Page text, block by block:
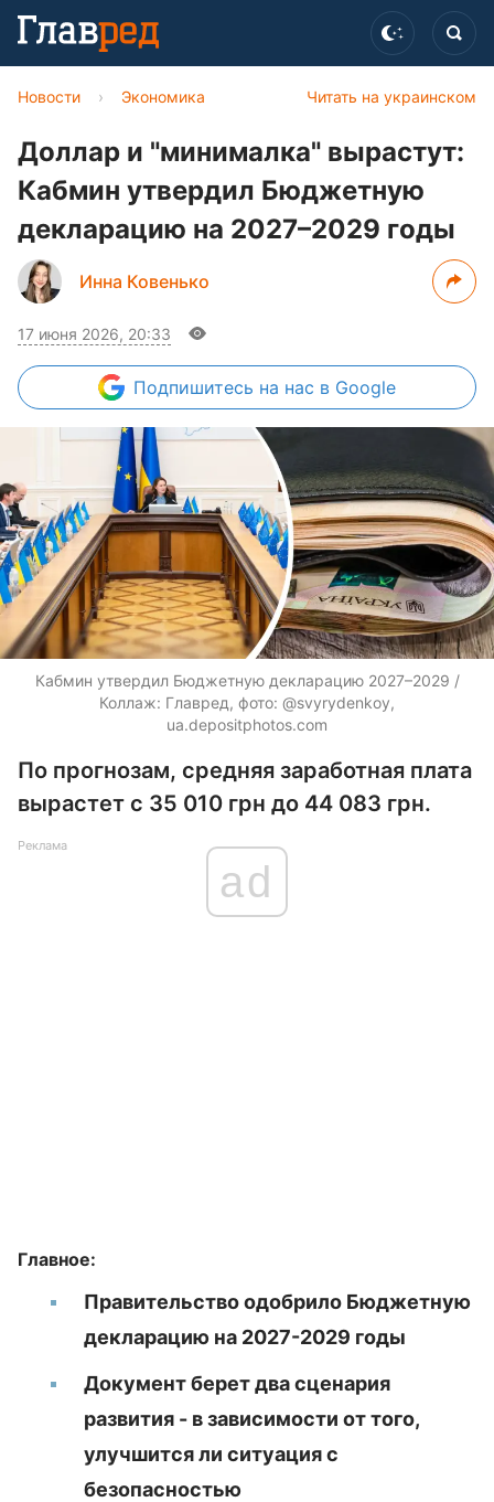
Читать на украинском
Новости › Экономика
Доллар и "минималка" вырастут:
Кабмин утвердил Бюджетную
декларацию на 2027–2029 годы
Инна Ковенько
17 июня 2026, 20:33
Подпишитесь на нас в Google
Кабмин утвердил Бюджетную декларацию 2027–2029 /
Коллаж: Главред, фото: @svyrydenkoy,
ua.depositphotos.com
По прогнозам, средняя заработная плата
вырастет с 35 010 грн до 44 083 грн.
Реклама
ad
Главное:
Правительство одобрило Бюджетную
декларацию на 2027-2029 годы
Документ берет два сценария
развития - в зависимости от того,
улучшится ли ситуация с
безопасностью